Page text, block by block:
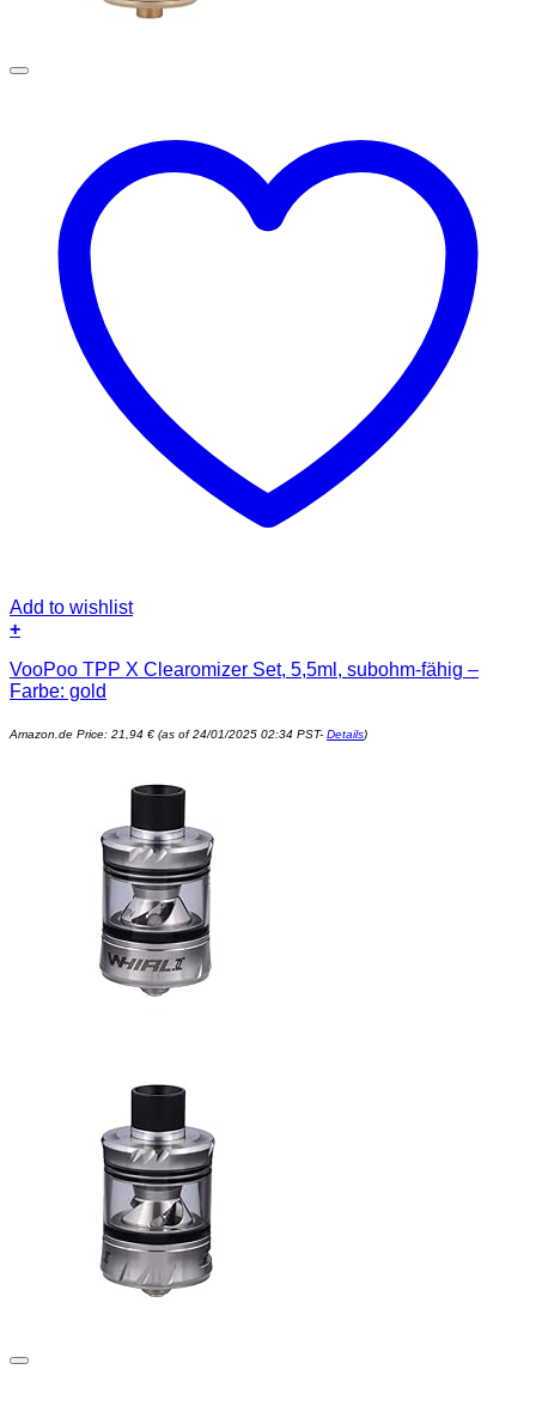
Add to wishlist
+
VooPoo TPP X Clearomizer Set, 5,5ml, subohm-fähig –
Farbe: gold
Amazon.de Price: 21,94 € (as of 24/01/2025 02:34 PST- Details)